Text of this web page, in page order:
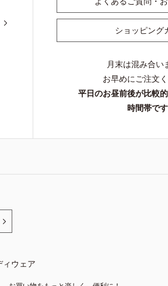
ショッピング
月末は混み合い
お早めにご注文く
平日のお昼前後が比較
時間帯です
ィウェア